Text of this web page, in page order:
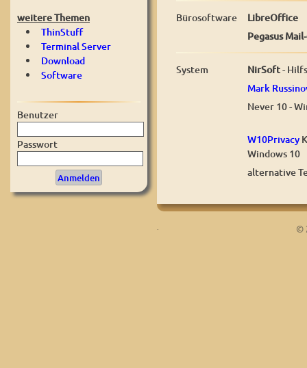
weitere Themen
ThinStuff
Terminal Server
Download
Software
Benutzer
Passwort
Bürosoftware
LibreOffice
Pegasus
System NirSoft-
Mark
Never 10 -
W10Privacy
Windows 10
alternative
©